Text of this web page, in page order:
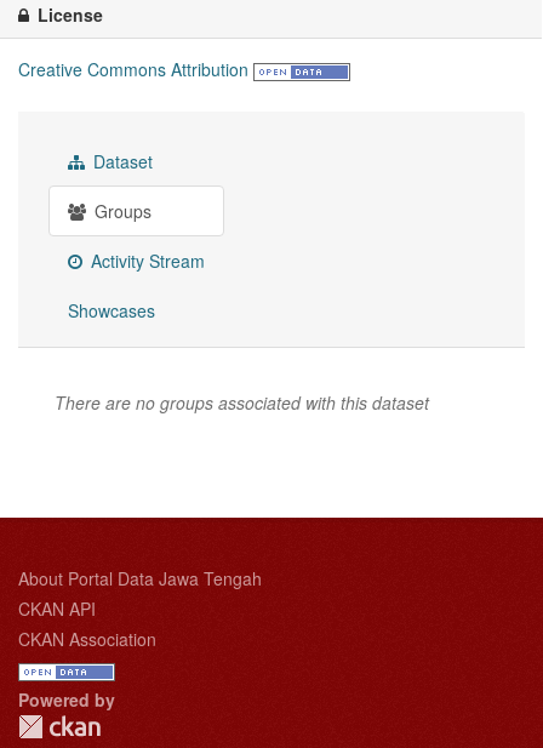
License
Creative Commons Attribution
Dataset
Groups
Activity Stream
Showcases
There are no groups associated with this dataset
About Portal Data Jawa Tengah
CKAN API
CKAN Association
Powered by